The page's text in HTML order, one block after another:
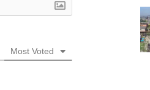
Most Voted